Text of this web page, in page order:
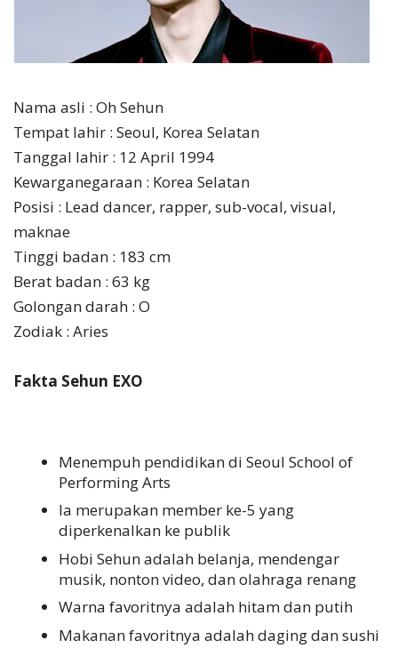
Nama asli : Oh Sehun
Tempat lahir : Seoul, Korea Selatan
Tanggal lahir : 12 April 1994
Kewarganegaraan : Korea Selatan
Posisi : Lead dancer, rapper, sub-vocal, visual,
maknae
Tinggi badan : 183 cm
Berat badan : 63 kg
Golongan darah : O
Zodiak : Aries
Fakta Sehun EXO
Menempuh pendidikan di Seoul School of
Performing Arts
Ia merupakan member ke-5 yang
diperkenalkan ke publik
Hobi Sehun adalah belanja, mendengar
musik, nonton video, dan olahraga renang
Warna favoritnya adalah hitam dan putih
Makanan favoritnya adalah daging dan sushi